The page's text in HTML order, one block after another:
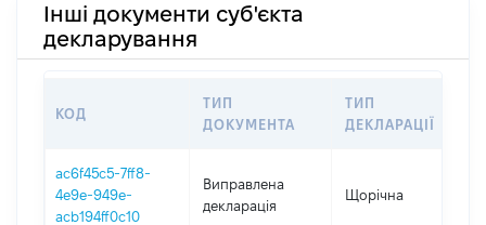
Інші документи суб'єкта
декларування
КОД
ТИП
ДОКУМЕНТА
ТИП
ДЕКЛАРАЦІЇ
ac6f45c5-7ff8-
4e9e-949e-
acb194ff0c10
Виправлена
декларація
Щорічна